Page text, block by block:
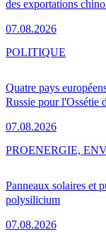
des exportations
07.08.2026
Quatre pays
Russie pour l'Ossétie
07.08.2026
POLITIQUE
Panneaux solaires et
polysilicium
07.08.2026
PROENERGIE,